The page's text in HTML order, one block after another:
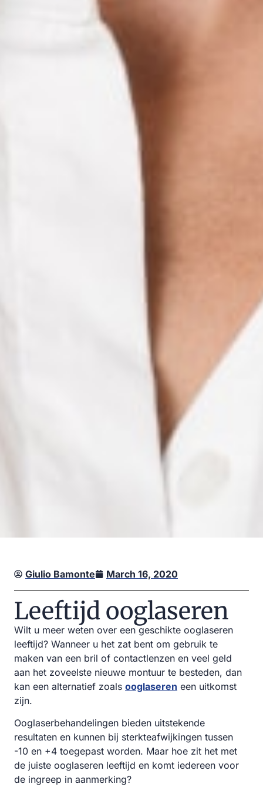
Giulio Bamonte March 16, 2020
Leeftijd ooglaseren
Wilt u meer weten over een geschikte ooglaseren
leeftijd? Wanneer u het zat bent om gebruik te
maken van een bril of contactlenzen en veel geld
aan het zoveelste nieuwe montuur te besteden, dan
kan een alternatief zoals ooglaseren een uitkomst
zijn.
Ooglaserbehandelingen bieden uitstekende
resultaten en kunnen bij sterkteafwijkingen tussen
-10 en +4 toegepast worden. Maar hoe zit het met
de juiste ooglaseren leeftijd en komt iedereen voor
de ingreep in aanmerking?